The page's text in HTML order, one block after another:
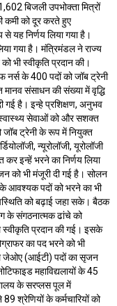
बिजली उपभोक्ता मित्रों
कमी को दूर करते हुए
यह निर्णय लिया गया है।
गया है। मंत्रिमंडल ने राज्य
भी स्वीकृति प्रदान की।
नर्स के 400 पदों को जॉब ट्रेनी
मानव संसाधन की संख्या में वृद्धि
गई है। इन्हे प्रशिक्षण, अनुभव
स्वास्थ्य सेवाओं को और सशक्त
जॉब ट्रेनी के रूप में नियुक्त
न्यूरोलॉजी, यूरोलॉजी
इन्हें भरने का निर्णय लिया
को भी मंजूरी दी गई है। सोलन
के आवश्यक पदों को भरने का भी
को बढ़ाई जहा सके। बैठक
के संगठनात्मक ढांचे को
प्रदान की गई। इसके
का पद भरने को भी
जेओए (आईटी) पदों का सृजन
महाविद्यलायों के 45
के सरप्लस पूल में
श्रेणियों के कर्मचारियों को